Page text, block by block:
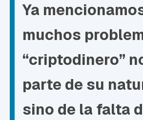
Ya
muchos
“criptodinero”
parte de su
sino de la falta